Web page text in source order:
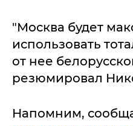
"Москва будет
использовать
от нее
резюмировал
Напомним,